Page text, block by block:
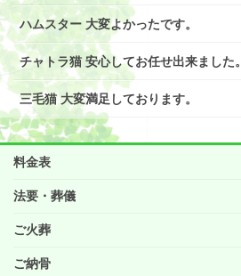
ハムスター 大変よかったです。
チャトラ猫 安心してお任せ出来ました。
三毛猫 大変満足しております。
料金表
法要・葬儀
ご火葬
ご納骨